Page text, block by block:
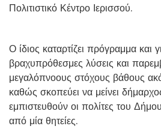
Πολιτιστικό Κέντρο Ιερισσού.
Ο ίδιος καταρτίζει πρόγραμμα και
βραχυπρόθεσμες λύσεις και
μεγαλόπνοους στόχους βάθους
καθώς σκοπεύει να μείνει
εμπιστευθούν οι πολίτες του
από μία θητείες.